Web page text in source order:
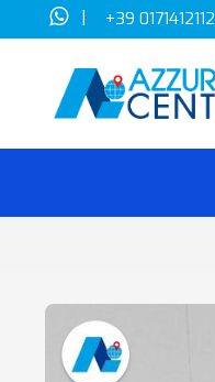
| +39 0171412112